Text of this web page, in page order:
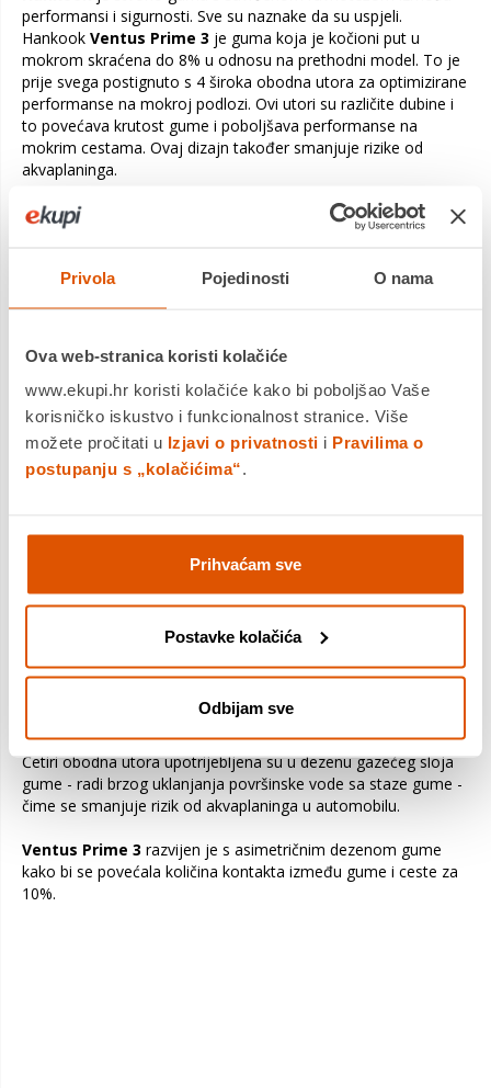
Privola Pojedinosti O nama
Ova web-stranica koristi kolačiće
www.ekupi.hr koristi kolačiće kako bi poboljšao Vaše
korisničko iskustvo i funkcionalnost stranice. Više
možete pročitati u Izjavi o privatnosti i Pravilima o
postupanju s „kolačićima“.
Prihvaćam sve
Postavke kolačića
Odbijam sve
performansi i sigurnosti. Sve su naznake da su uspjeli.
Hankook Ventus Prime 3 je guma koja je kočioni put u
mokrom skraćena do 8% u odnosu na prethodni model. To je
prije svega postignuto s 4 široka obodna utora za optimizirane
performanse na mokroj podlozi. Ovi utori su različite dubine i
to povećava krutost gume i poboljšava performanse na
mokrim cestama. Ovaj dizajn također smanjuje rizike od
akvaplaninga.
Uz Hankook Ventus Prime 3 K125
korejski je proizvođač
odlučio povećati krutost jastučića i kontakt guma s cestom. To
suhim cestama. Karakteristična značajka Hankook Ventus
Važni elementi ovog modela guma su zatvoreno vanjsko rebro
ili gazni sloj.
Ovi elementi kombiniraju se kako bi osigurali izvrsnu stabilnost,
osobito pri velikim brzinama. Osim toga, dizajn gaznoga sloja
rebra osigurava bolju upravljivost i smanjuje otpor kotrljanja.
podlogama
- Stabilan i ugodan pri velikim
guma, najnoviji član renomiranog Ventus asortimana.
Četiri obodna utora upotrijebljena su u dezenu gazećeg sloja
gume - radi brzog uklanjanja površinske vode sa staze gume -
čime se smanjuje rizik od akvaplaninga u automobilu.
Ventus Prime 3 razvijen je s asimetričnim dezenom gume
kako bi se povećala količina kontakta između gume i ceste za
10%.